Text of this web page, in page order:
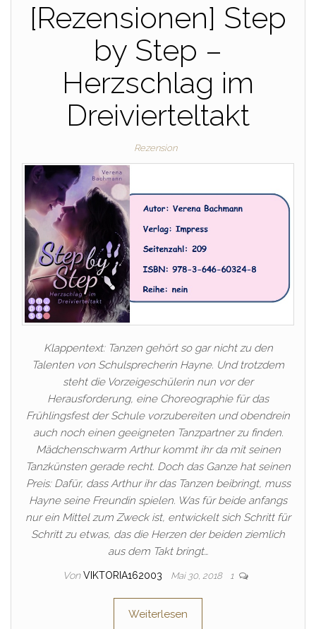
[Rezensionen] Step
by Step –
Herzschlag im
Dreivierteltakt
Rezension
Klappentext: Tanzen gehört so gar nicht zu den
Talenten von Schulsprecherin Hayne. Und trotzdem
steht die Vorzeigeschülerin nun vor der
Herausforderung, eine Choreographie für das
Frühlingsfest der Schule vorzubereiten und obendrein
auch noch einen geeigneten Tanzpartner zu finden.
Mädchenschwarm Arthur kommt ihr da mit seinen
Tanzkünsten gerade recht. Doch das Ganze hat seinen
Preis: Dafür, dass Arthur ihr das Tanzen beibringt, muss
Hayne seine Freundin spielen. Was für beide anfangs
nur ein Mittel zum Zweck ist, entwickelt sich Schritt für
Schritt zu etwas, das die Herzen der beiden ziemlich
aus dem Takt bringt…
Von VIKTORIA162003 Mai 30, 2018 1
Weiterlesen